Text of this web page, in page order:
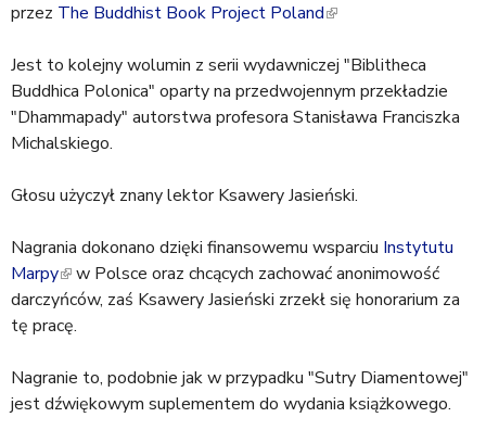
przez The Buddhist Book Project Poland(
i
n
k
e
t
e
r
l
)
Jest to kolejny wolumin z serii wydawniczej "Biblitheca
Buddhica Polonica" oparty na przedwojennym przekładzie
"Dhammapady" autorstwa profesora Stanisława Franciszka
Michalskiego.
Głosu użyczył znany lektor Ksawery Jasieński.
Nagrania dokonano dzięki finansowemu wsparciu Instytutu
Marpy(
l
i
k
i
w Polsce oraz chcących zachować anonimowość
darczyńców, zaś Ksawery Jasieński zrzekł się honorarium za
tę pracę.
Nagranie to, podobnie jak w przypadku "Sutry Diamentowej"
jest dźwiękowym suplementem do wydania książkowego.